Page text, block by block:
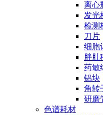
离心
发光
检测
刀片
细胞
胖肚
药敏
铝块
角转
研磨
色谱耗材